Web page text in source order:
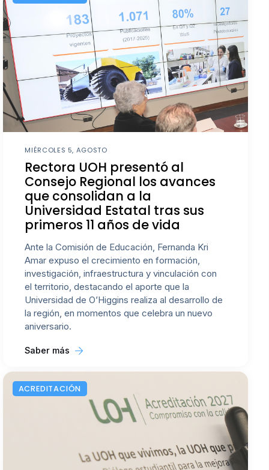
MIÉRCOLES 5, AGOSTO
Rectora UOH presentó al
Consejo Regional los avances
que consolidan a la
Universidad Estatal tras sus
primeros 11 años de vida
Ante la Comisión de Educación, Fernanda Kri
Amar expuso el crecimiento en formación,
investigación, infraestructura y vinculación con
el territorio, destacando el aporte que la
Universidad de O’Higgins realiza al desarrollo de
la región, en momentos que celebra un nuevo
aniversario.
Saber más
ACREDITACIÓN